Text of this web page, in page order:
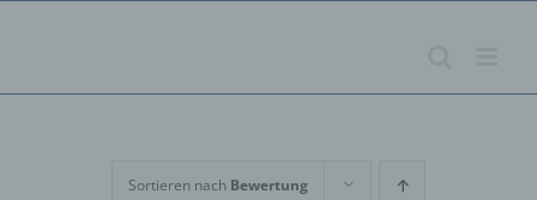
Sortieren nach Bewertung